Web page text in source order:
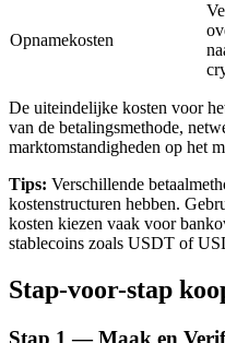
Auto Invest
Grijp langetermijnwinst
Opnamekosten
De uiteindelijke kosten voor
van de betalingsmethode,
marktomstandigheden op het
Tips: Verschillende
kostenstructuren hebben.
kosten kiezen vaak voor
stablecoins zoals USDT of
Stap-voor-stap
Stap 1 —Maak en